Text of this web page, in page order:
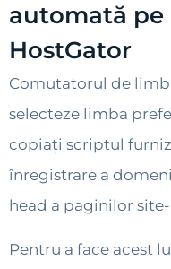
automată pe
HostGator
Comutatorul de
selecteze limba
copiați scriptul
înregistrare a
head a paginilor
Pentru a face acest